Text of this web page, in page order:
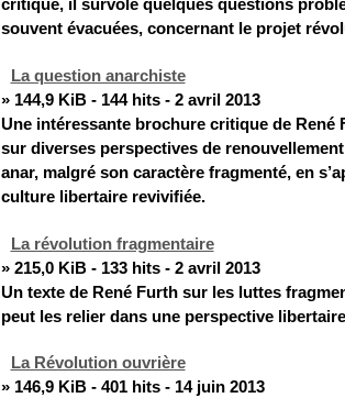
souvent évacuées, concernant le projet
La question anarchiste
» 144,9 KiB - 144 hits - 2 avril 2013
Une intéressante brochure critique de René
sur diverses perspectives de
anar, malgré son caractère fragmenté, en
culture libertaire revivifiée.
La révolution fragmentaire
» 215,0 KiB - 133 hits - 2 avril 2013
Un texte de René Furth sur les luttes
peut les relier dans une perspective libertaire
La Révolution ouvrière
» 146,9 KiB - 401 hits - 14 juin 2013